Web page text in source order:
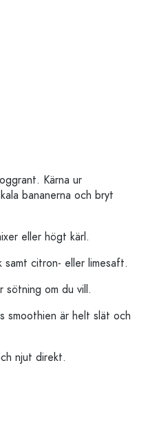
Kärna ur
bananerna och bryt
eller högt kärl.
citron- eller limesaft.
sötning om du vill.
smoothien är helt slät och
njut direkt.